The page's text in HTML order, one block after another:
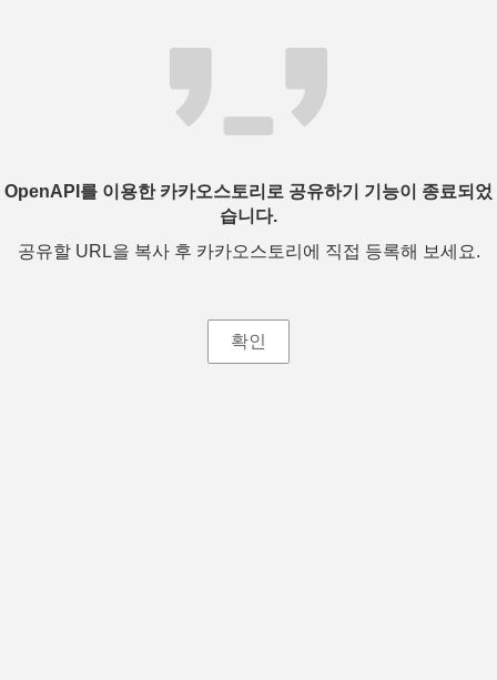
OpenAPI를 이용한 카카오스토리로 공유하기 기능이 종료되었
습니다.
공유할 URL을 복사 후 카카오스토리에 직접 등록해 보세요.
확인